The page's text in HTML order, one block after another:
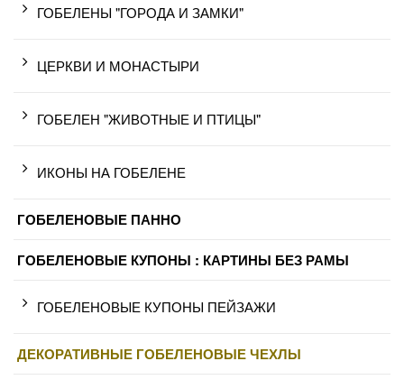
ГОБЕЛЕНЫ "ГОРОДА И ЗАМКИ"
ЦЕРКВИ И МОНАСТЫРИ
ГОБЕЛЕН "ЖИВОТНЫЕ И ПТИЦЫ"
ИКОНЫ НА ГОБЕЛЕНЕ
ГОБЕЛЕНОВЫЕ ПАННО
ГОБЕЛЕНОВЫЕ КУПОНЫ : КАРТИНЫ БЕЗ РАМЫ
ГОБЕЛЕНОВЫЕ КУПОНЫ ПЕЙЗАЖИ
ДЕКОРАТИВНЫЕ ГОБЕЛЕНОВЫЕ ЧЕХЛЫ